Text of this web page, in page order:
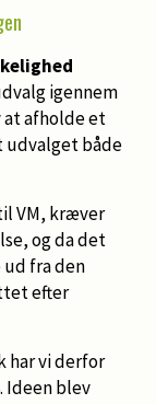
igennem
at afholde et
udvalget både
VM, kræver
og da det
fra den
efter
har vi derfor
Ideen blev